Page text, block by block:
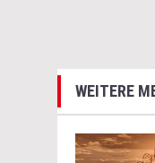
WEITERE